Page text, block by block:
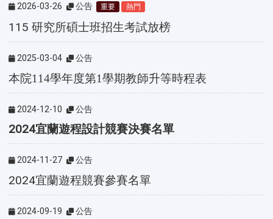
2026-03-26 公告 重要 熱門
115 研究所碩士班招生考試放榜
2025-03-04 公告
本院114學年度第1學期教師升等時程表
2024-12-10 公告
2024宜蘭遊程設計競賽決賽名單
2024-11-27 公告
2024宜蘭遊程競賽參賽名單
2024-09-19 公告